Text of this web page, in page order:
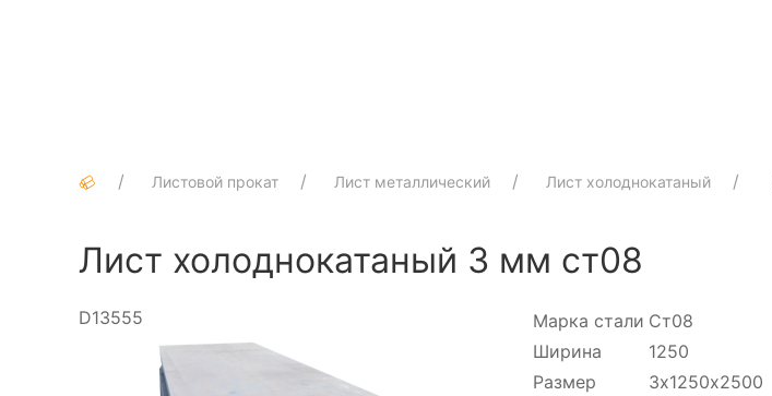
Листовой прокат Лист металлический Лист холоднокатаный
Лист холоднокатаный 3 мм ст08
D13555 Марка стали Ст08
Ширина
1250
Размер
3х1250х2500